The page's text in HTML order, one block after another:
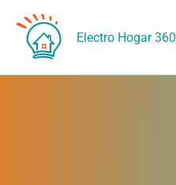
contenido
Electro Hogar 360